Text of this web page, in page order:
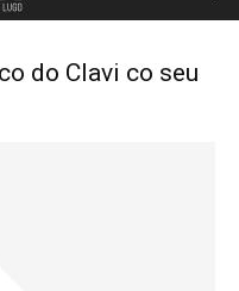
do Clavi co seu